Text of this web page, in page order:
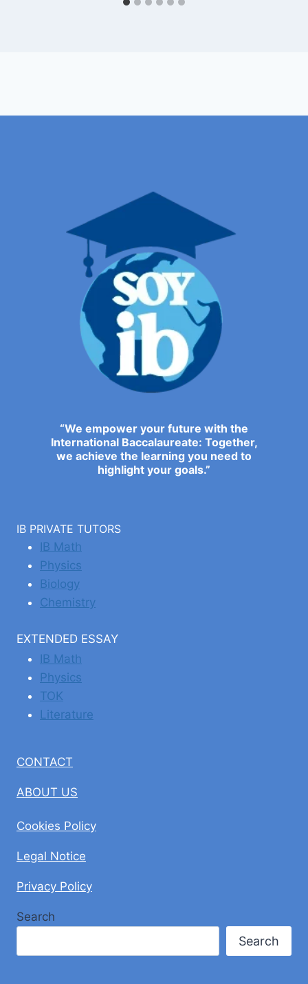
“We empower your future with the
International Baccalaureate: Together,
we achieve the learning you need to
highlight your goals.”
IB PRIVATE TUTORS
IB Math
Physics
Biology
Chemistry
EXTENDED ESSAY
IB Math
Physics
TOK
Literature
CONTACT
ABOUT US
Cookies Policy
Legal Notice
Privacy Policy
Search
Search